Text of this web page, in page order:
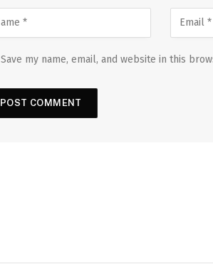
Save my name, email, and website in this